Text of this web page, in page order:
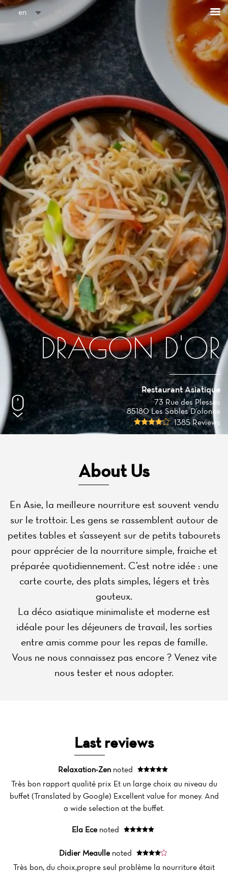
en
DRAGON D'OR
Restaurant Asiatique
73 Rue des Plesses
85180 Les Sables D'olonne
1385 Reviews
About Us
En Asie, la meilleure nourriture est souvent vendu
sur le trottoir. Les gens se rassemblent autour de
petites tables et s’asseyent sur de petits tabourets
pour apprécier de la nourriture simple, fraiche et
préparée quotidiennement. C’est notre idée : une
carte courte, des plats simples, légers et très
gouteux.
La déco asiatique minimaliste et moderne est
idéale pour les déjeuners de travail, les sorties
entre amis comme pour les repas de famille.
Vous ne nous connaissez pas encore ? Venez vite
nous tester et nous adopter.
Last reviews
Relaxation-Zennoted
Très bon rapport qualité prix Et un large choix au niveau du
buffet (Translated by Google) Excellent value for money. And
a wide selection at the buffet.
Ela Ecenoted
Didier Meaullenoted
Très bon, du choix,propre seul problème la nourriture était
Home
News
Cookies management panel